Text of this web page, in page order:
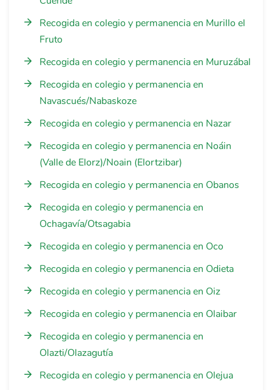
Recogida en colegio y permanencia en Murillo el
Fruto
Recogida en colegio y permanencia en Muruzábal
Recogida en colegio y permanencia en
Navascués/Nabaskoze
Recogida en colegio y permanencia en Nazar
Recogida en colegio y permanencia en Noáin
(Valle de Elorz)/Noain (Elortzibar)
Recogida en colegio y permanencia en Obanos
Recogida en colegio y permanencia en
Ochagavía/Otsagabia
Recogida en colegio y permanencia en Oco
Recogida en colegio y permanencia en Odieta
Recogida en colegio y permanencia en Oiz
Recogida en colegio y permanencia en Olaibar
Recogida en colegio y permanencia en
Olazti/Olazagutía
Recogida en colegio y permanencia en Olejua